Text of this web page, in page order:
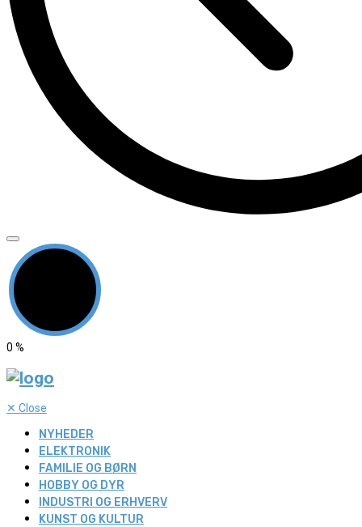
0 %
✕ Close
NYHEDER
ELEKTRONIK
FAMILIE OG BØRN
HOBBY OG DYR
INDUSTRI OG ERHVERV
KUNST OG KULTUR